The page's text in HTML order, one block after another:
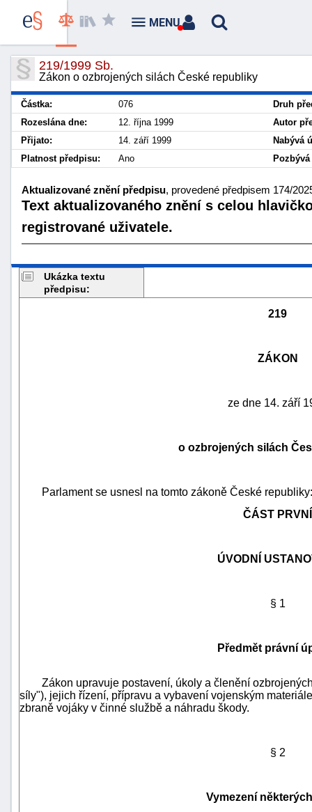
219/1999 Sb.
Zákon o ozbrojených silách České republiky
Částka: 076
Druh
Rozeslána dne:
12. října 1999
Autor
Přijato:
14. září 1999
Nabývá
Platnost předpisu:
Ano
Aktualizované znění předpisu, provedené předpisem 174/
Text aktualizovaného znění s celou
registrované uživatele.
Ukázka textu
předpisu:
219
ZÁKON
ze dne 14. září
o ozbrojených silách
Parlament se usnesl na tomto zákoně České republiky:
ČÁST PRVNÍ
ÚVODNÍ
§ 1
Předmět právní
Zákon upravuje postavení, úkoly a členění
síly"), jejich řízení, přípravu a vybavení vojenským
zbraně vojáky v činné službě a náhradu škody.
§ 2
Vymezení
MENU
náhrady